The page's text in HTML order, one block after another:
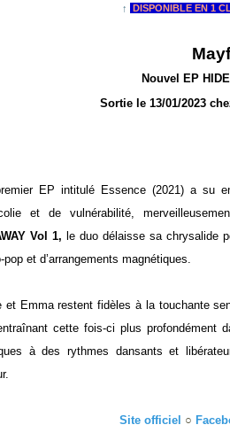
↑ DISPONIBLE EN 1
Nouvel EP
Sortie le 13/01/2023
EP intitulé Essence (2021) a su
et de vulnérabilité,
Vol 1, le duo délaisse sa chrysalide
pop et d’arrangements magnétiques.
et Emma restent fidèles à la touchante
cette fois-ci plus profondément
à des rythmes dansants et
Site officiel ○